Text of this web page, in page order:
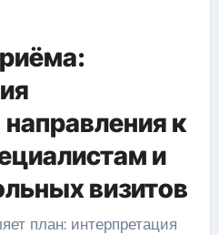
направления к
и
визитов
план: интерпретация